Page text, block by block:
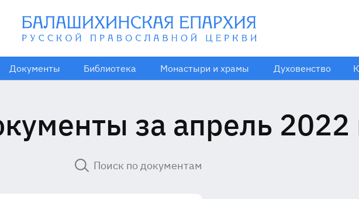
Документы Библиотека Монастыри и храмы Духовенство
за апрель 2022